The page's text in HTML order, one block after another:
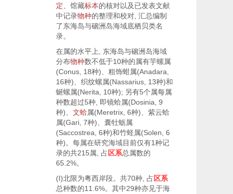
定 、馆藏标本的核对以及已发表文献
中记录物种的整理和校对, 汇总编制
了东海岛与硇洲岛海域底栖贝类名
录。
在属的水平上, 东海岛与硇洲岛海域
分布物种数不低于10种的属有芋螺属
(Conus, 18种)、粗饰蚶属(Anadara
16种)、织纹螺属(Nassarius, 13种)和
蜒螺属(Nerita , 10种); 另有5个属每属
种数超过5种, 即镜蛤属(Dosinia , 9
种)、 文蛤属(Meretrix, 6种)、紫云蛤
属(Gari, 7种)、囊牡蛎属
(Saccostrea , 6种)和竹蛏属(Solen , 6
种)。每属在研究海域目前仅有1种记
录的共215属, 占区系总属数的
65.2%。
(I)北限为粤西岸段。共70种, 占区系
总种数的11.6%。其中29种亦见于海